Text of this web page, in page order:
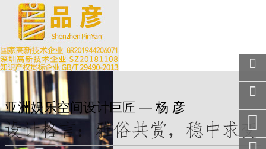
亚洲娱乐空间设计巨匠 — 杨 彦
关注
微信
在线
手机